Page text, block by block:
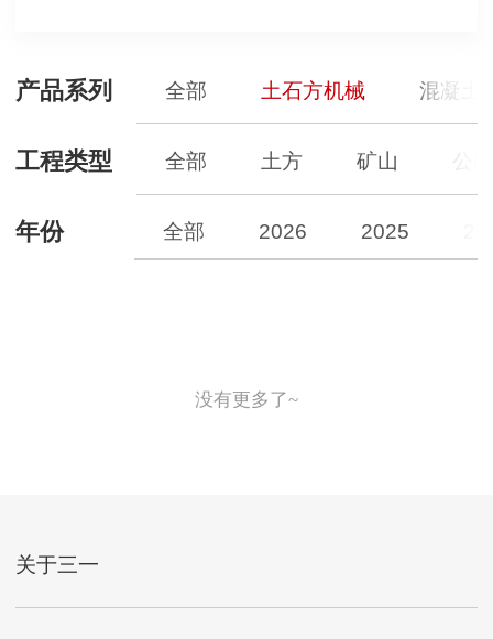
产品系列 全部 土石方机械 混凝土
工程类型 全部 土方 矿山 公
年份 全部 2026 2025
没有更多了~
关于三一